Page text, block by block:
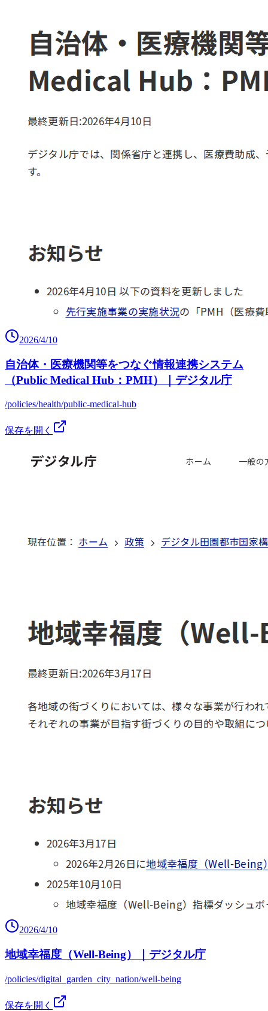
2026/4/10
自治体・医療機関等をつなぐ情報連携システム
（Public Medical Hub：PMH）｜デジタル庁
/policies/health/public-medical-hub
保存を開く
2026/4/10
地域幸福度（Well-Being）｜デジタル庁
/policies/digital_garden_city_nation/well-being
保存を開く